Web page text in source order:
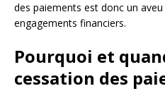
des paiements est donc un
engagements financiers.
Pourquoi et
cessation des